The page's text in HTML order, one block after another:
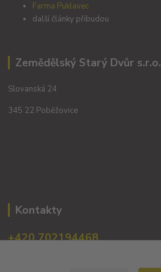
Farma Puklavec
další články přibudou
Zemědělský Starý Dvůr s.r.o.
Slovanská 24
345 22 Poběžovice
Kontakty
+420 702194468